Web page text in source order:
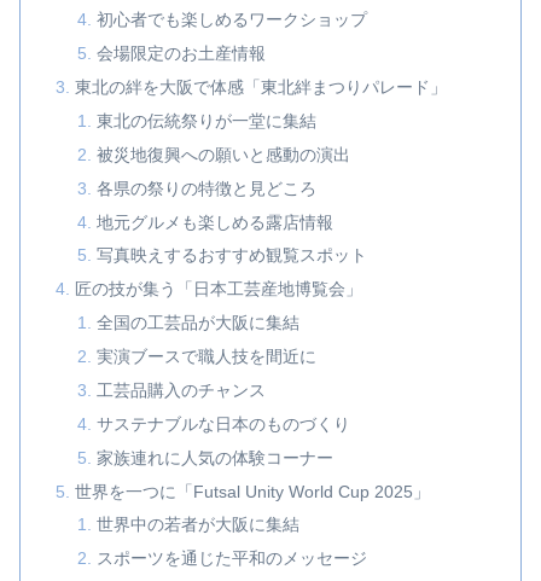
初心者でも楽しめるワークショップ
会場限定のお土産情報
東北の絆を大阪で体感「東北絆まつりパレード」
東北の伝統祭りが一堂に集結
被災地復興への願いと感動の演出
各県の祭りの特徴と見どころ
地元グルメも楽しめる露店情報
写真映えするおすすめ観覧スポット
匠の技が集う「日本工芸産地博覧会」
全国の工芸品が大阪に集結
実演ブースで職人技を間近に
工芸品購入のチャンス
サステナブルな日本のものづくり
家族連れに人気の体験コーナー
世界を一つに「Futsal Unity World Cup 2025」
世界中の若者が大阪に集結
スポーツを通じた平和のメッセージ